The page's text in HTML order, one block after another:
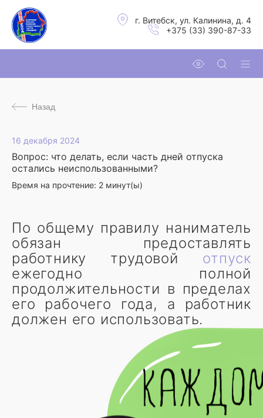
г. Витебск, ул. Калинина, д. 4
+375 (33) 390-87-33
Назад
16 декабря 2024
Вопрос: что делать, если часть дней отпуска
остались неиспользованными?
Время на прочтение: 2 минут(ы)
По общему правилу наниматель
обязан предоставлять
работнику трудовой отпуск
ежегодно полной
продолжительности в пределах
его рабочего года, а работник
должен его использовать.